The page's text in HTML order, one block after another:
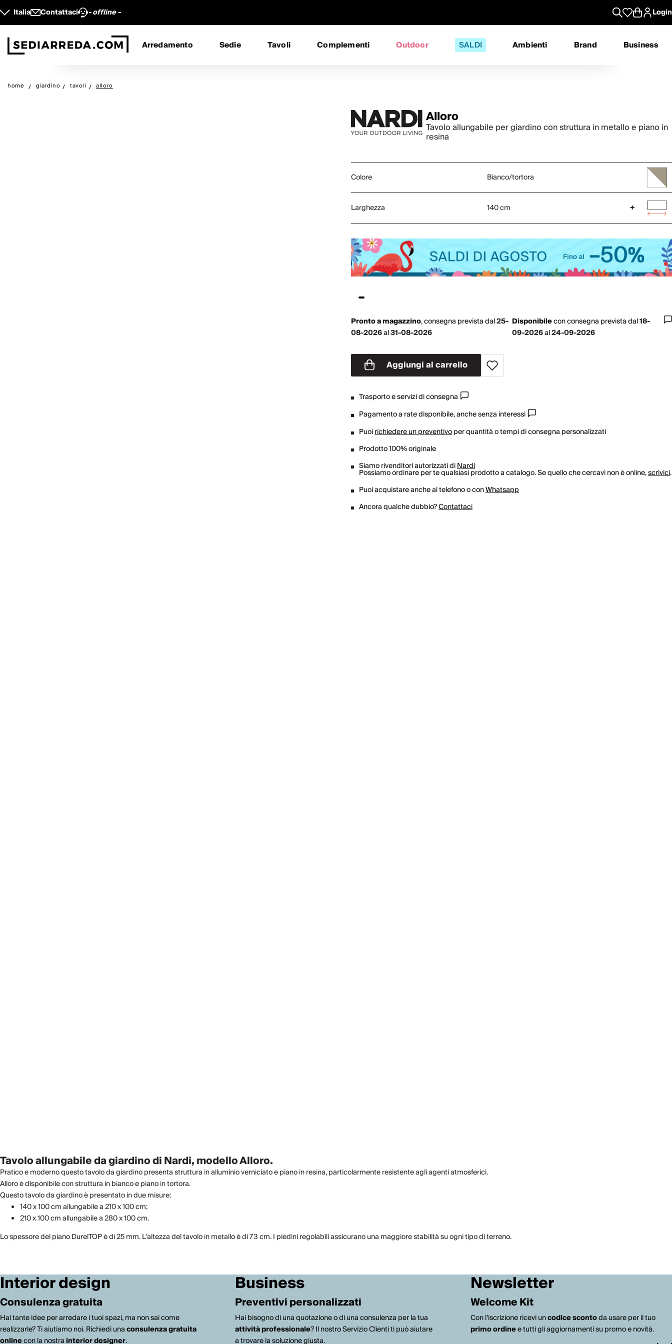
Italia Contattaci - offline - Login
Arredamento Sedie Tavoli Complementi Outdoor SALDI Ambienti Brand Business
home giardino tavoli alloro
Alloro
Tavolo allungabile per giardino con struttura in metallo e piano in
resina
Colore Bianco/tortora
Larghezza 140 cm +
Pronto a magazzino,consegna prevista dal25-
08-2026al31-08-2026
Disponibileconconsegna prevista dal18-
09-2026al24-09-2026
Aggiungi al carrello
Trasporto e servizi di consegna
Pagamento a rate disponibile, anche senza interessi
Puoirichiedere un preventivoper quantità o tempi di consegna personalizzati
Prodotto 100% originale
Siamo rivenditori autorizzati diNardi
Possiamo ordinare per te qualsiasi prodotto a catalogo. Se quello che cercavi non è online,scrivici.
Puoi acquistare anche al telefono o conWhatsapp
Ancora qualche dubbio?Contattaci
Tavolo allungabile da giardino di Nardi, modello Alloro.
Pratico e moderno questo tavolo da giardino presenta struttura in alluminio verniciato e piano in resina, particolarmente resistente agli agenti atmosferici.
Alloro è disponibile con struttura in bianco e piano in tortora.
Questo tavolo da giardino è presentato in due misure:
140 x 100 cm allungabile a 210 x 100 cm;
210 x 100 cm allungabile a 280 x 100 cm.
Lo spessore del piano DurelTOP è di 25 mm. L'altezza del tavolo in metallo è di 73 cm. I piedini regolabili assicurano una maggiore stabilità su ogni tipo di terreno.
Interior design
Consulenza gratuita
Hai tante idee per arredare i tuoi spazi, ma non sai come
realizzarle? Ti aiutiamo noi. Richiedi unaconsulenza gratuita
onlinecon la nostrainterior designer.
Business
Preventivi personalizzati
Hai bisogno di una quotazione o di una consulenza per la tua
attività professionale? Il nostro Servizio Clienti ti può aiutare
a trovare la soluzione giusta.
Newsletter
Welcome Kit
Con l’iscrizione ricevi uncodice scontoda usare per il tuo
primo ordinee tutti gli aggiornamenti su promo e novità.